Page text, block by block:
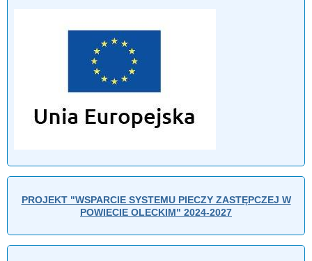
PROJEKT "WSPARCIE SYSTEMU PIECZY ZASTĘPCZEJ W
POWIECIE OLECKIM" 2024-2027